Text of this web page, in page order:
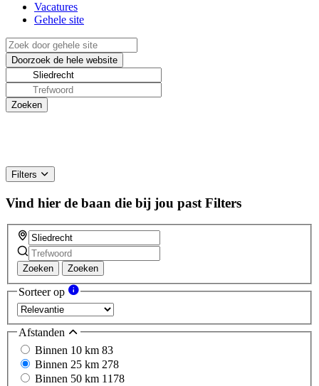
Vacatures
Gehele site
Filters
Vind hier de baan die bij jou past Filters
Zoeken Zoeken
Sorteer op
Afstanden
Binnen 10 km 83
Binnen 25 km 278
Binnen 50 km 1178